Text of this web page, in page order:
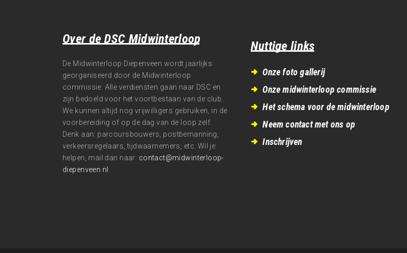
Over de DSC Midwinterloop
De Midwinterloop Diepenveen wordt jaarlijks
georganiseerd door de Midwinterloop
commissie. Alle verdiensten gaan naar DSC en
zijn bedoeld voor het voortbestaan van de club.
We kunnen altijd nog vrijwilligers gebruiken, in de
voorbereiding of op de dag van de loop zelf.
Denk aan: parcoursbouwers, postbemanning,
verkeersregelaars, tijdwaarnemers, etc. Wil je
helpen, mail dan naar: contact@midwinterloop-
diepenveen.nl
Nuttige links
Onze foto gallerij
Onze midwinterloop commissie
Het schema voor de midwinterloop
Neem contact met ons op
Inschrijven